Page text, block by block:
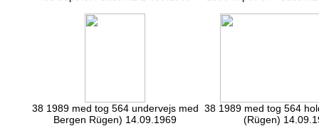
38 1989 med tog 564 undervejs med
Bergen Rügen) 14.09.1969
38 1989 med tog 564
(Rügen)